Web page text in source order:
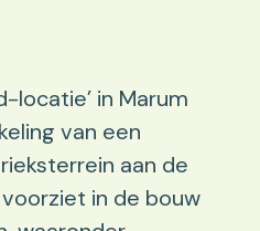
locatie’ in Marum
van een
aan de
in de bouw